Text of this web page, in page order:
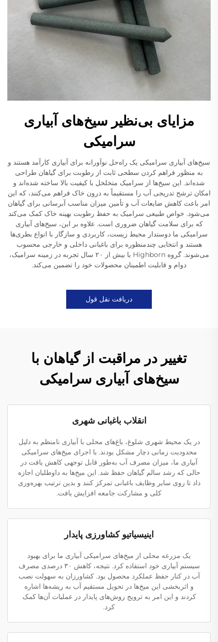
مزایای بی‌نظیر سیخ‌های آبیاری
سرامیکی
سیخ‌های آبیاری سرامیکی یک راه‌حل نوآورانه برای آبیاری کارآمد هستند و
به منظور فراهم کردن سطحی ثابت از رطوبت برای گیاهان طراحی
شده‌اند. این سیخ‌ها از سرامیک متخلخل با کیفیت بالا ساخته شده‌اند و
امکان ترشح تدریجی آب را مستقیماً به درون خاک فراهم می‌کنند، که این
امر باعث کاهش ضایعات آب و تأمین میزان مناسب آبرسانی برای گیاهان
می‌شود. خواص طبیعی سرامیک به حفظ رطوبت بهینه خاک کمک می‌کند
که برای سلامت گیاهان ضروری است. علاوه بر این، سیخ‌های آبیاری
سرامیکی ما دوستدار محیط زیست، کاربردی و سازگار با انواع بطری‌ها
هستند و انتخابی چندمنظوره برای باغبانی داخلی و خارجی محسوب
می‌شوند. گروه Highborn با بیش از ۲۰ سال تجربه در زمینه سرامیک،
دوام و قابلیت اطمینان محصولات خود را تضمین می‌کند.
دریافت نقل قول
تغییر در مراقبت از گیاهان با
سیخ‌های آبیاری سرامیکی
انقلاب باغبانی شهری
در یک محیط شهری شلوغ، باغ‌های محلی با آبیاری نامنظم به دلیل
محدودیت زمانی دچار مشکل بودند. با اجرای میخ‌های سرامیکی
آبیاری ما، میزان مصرف آب به‌طور قابل توجهی کاهش یافت در
حالی که رشد سالم گیاهان حفظ شد. این میخ‌ها به داوطلبان اجازه
داد تا روی سایر وظایف باغبانی تمرکز کنند و بدین ترتیب بهره‌وری
کلی و مشارکت جامعه افزایش یافت.
اینیسیاتیو کشاورزی پایدار
یک مزرعه محلی از میخ‌های سرامیکی آبیاری ما برای بهبود
سیستم آبیاری خود استفاده کرد. نتیجه، کاهش ۳۰ درصدی مصرف
آب در کنار حفظ عملکرد محصول بود. کشاورزان به سهولت نصب
و اثربخشی این میخ‌ها در تحویل مستقیم آب به ریشه‌ها اشاره
کردند و این امر به ترویج روش‌های پایدار در عملیات آن‌ها کمک
کرد.